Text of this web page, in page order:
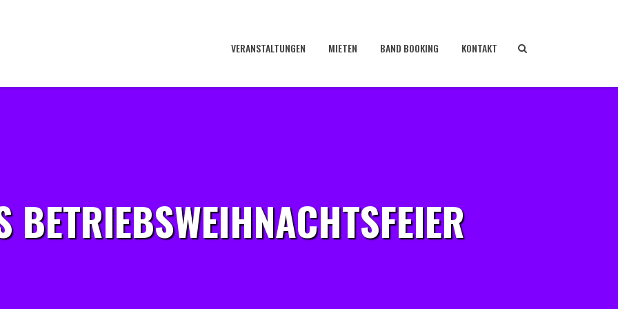
VERANSTALTUNGEN MIETEN BAND BOOKING KONTAKT
BETRIEBSWEIHNACHTSFEIER